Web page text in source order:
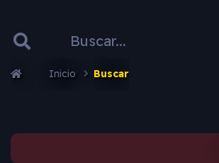
Inicio Buscar